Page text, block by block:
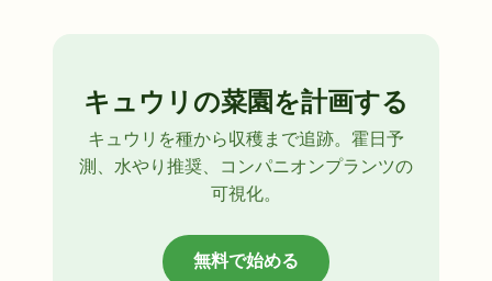
キュウリの菜園を計画する
キュウリを種から収穫まで追跡。霍日予
測、水やり推奨、コンパニオンプランツの
可視化。
無料で始める